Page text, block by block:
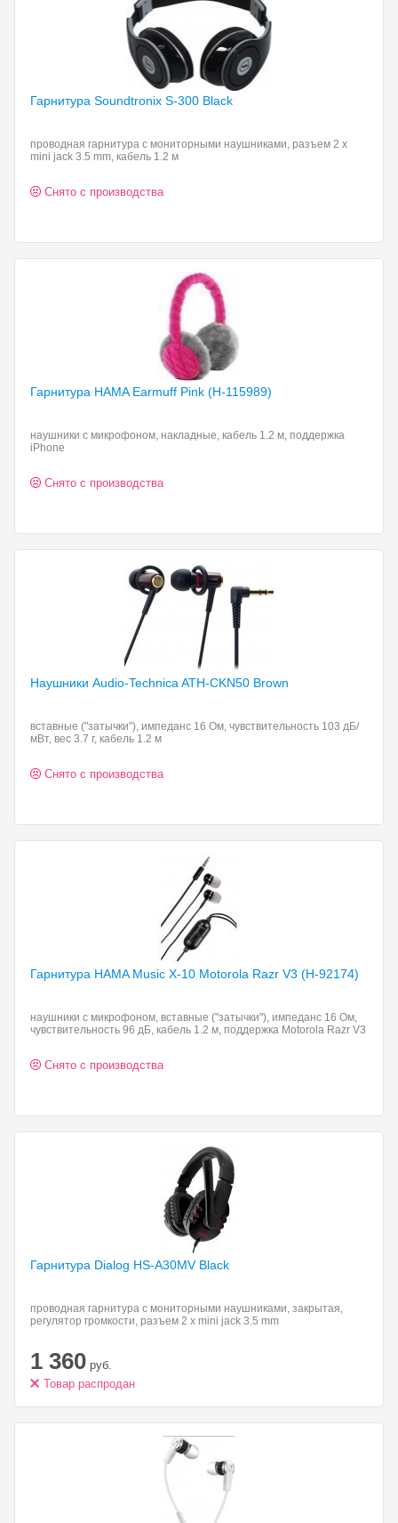
Гарнитура Soundtronix S-300 Black
проводная гарнитура с мониторными наушниками, разъем 2 x
mini jack 3.5 mm, кабель 1.2 м
Снято с производства
Гарнитура HAMA Earmuff Pink (H-115989)
наушники с микрофоном, накладные, кабель 1.2 м, поддержка
iPhone
Снято с производства
Наушники Audio-Technica ATH-CKN50 Brown
вставные ("затычки"), импеданс 16 Ом, чувствительность 103 дБ/
мВт, вес 3.7 г, кабель 1.2 м
Снято с производства
Гарнитура HAMA Music X-10 Motorola Razr V3 (H-92174)
наушники с микрофоном, вставные ("затычки"), импеданс 16 Ом,
чувствительность 96 дБ, кабель 1.2 м, поддержка Motorola Razr V3
Снято с производства
Гарнитура Dialog HS-A30MV Black
проводная гарнитура с мониторными наушниками, закрытая,
регулятор громкости, разъем 2 x mini jack 3.5 mm
1 360 руб.
Товар распродан